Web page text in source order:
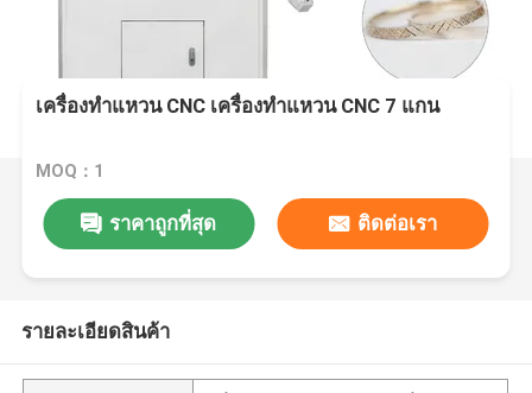
เครื่องทําแหวน CNC เครื่องทําแหวน CNC 7 แกน
MOQ：1
ราคาถูกที่สุด ติดต่อเรา
รายละเอียดสินค้า